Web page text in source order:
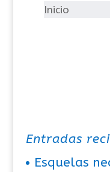
íInicio
Entradas
Esquelas